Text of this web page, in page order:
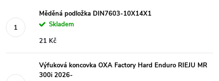
Měděná podložka DIN7603-10X14X1
Skladem
21 Kč
Výfuková koncovka OXA Factory Hard Enduro RIEJU MR
300i 2026-